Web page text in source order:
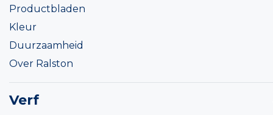
Productbladen
Kleur
Duurzaamheid
Over Ralston
Verf